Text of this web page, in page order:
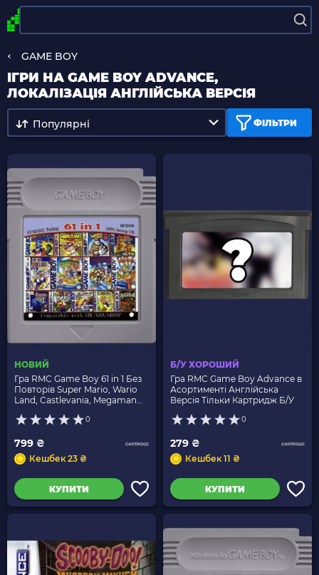
GAME BOY
ІГРИ НА GAME BOY ADVANCE,
ЛОКАЛІЗАЦІЯ АНГЛІЙСЬКА ВЕРСІЯ
ФІЛЬТРИ
Популярні
НОВИЙ
Гра RMC Game Boy 61 in 1 Без
Повторів Super Mario, Wario
Land, Castlevania, Megaman
0
799 ₴
Кешбек 23 ₴
КУПИТИ
Б/У ХОРОШИЙ
Гра RMC Game Boy Advance в
Асортименті Англійська
Версія Тільки Картридж Б/У
0
279 ₴
Кешбек 11 ₴
КУПИТИ